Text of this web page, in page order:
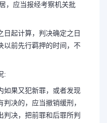
，应当报经考察机关批
日起计算，判决确定之日
以前先行羁押的时间，不
:
如果又犯新罪，或者发现
决的，应当撤销缓刑，
判决，把前罪和后罪所判
片识别二维